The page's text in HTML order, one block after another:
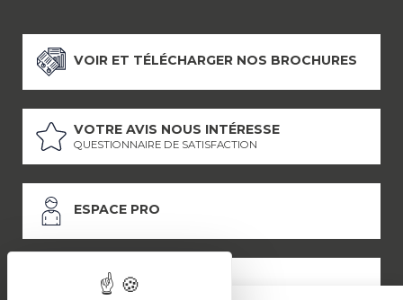
VOIR ET TÉLÉCHARGER NOS BROCHURES
VOTRE AVIS NOUS INTÉRESSE
QUESTIONNAIRE DE SATISFACTION
ESPACE PRO
ESPACE PRESSE